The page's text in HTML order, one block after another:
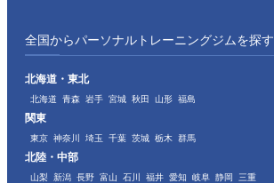
全国からパーソナルトレーニングジムを探す
北海道・東北
北海道 青森 岩手 宮城 秋田 山形 福島
関東
東京 神奈川 埼玉 千葉 茨城 栃木 群馬
北陸・中部
山梨 新潟 長野 富山 石川 福井 愛知 岐阜 静岡 三重